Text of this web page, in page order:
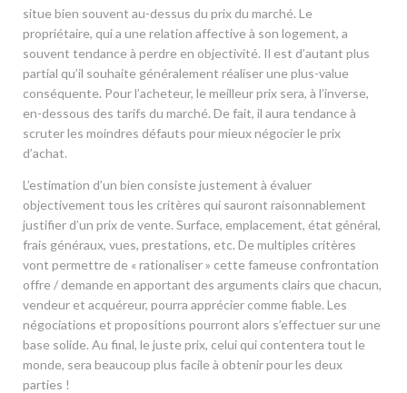
situe bien souvent au-dessus du prix du marché. Le
propriétaire, qui a une relation affective à son logement, a
souvent tendance à perdre en objectivité. Il est d’autant plus
partial qu’il souhaite généralement réaliser une plus-value
conséquente. Pour l’acheteur, le meilleur prix sera, à l’inverse,
en-dessous des tarifs du marché. De fait, il aura tendance à
scruter les moindres défauts pour mieux négocier le prix
d’achat.
L’estimation d’un bien consiste justement à évaluer
objectivement tous les critères qui sauront raisonnablement
justifier d’un prix de vente. Surface, emplacement, état général,
frais généraux, vues, prestations, etc. De multiples critères
vont permettre de « rationaliser » cette fameuse confrontation
offre / demande en apportant des arguments clairs que chacun,
vendeur et acquéreur, pourra apprécier comme fiable. Les
négociations et propositions pourront alors s’effectuer sur une
base solide. Au final, le juste prix, celui qui contentera tout le
monde, sera beaucoup plus facile à obtenir pour les deux
parties !